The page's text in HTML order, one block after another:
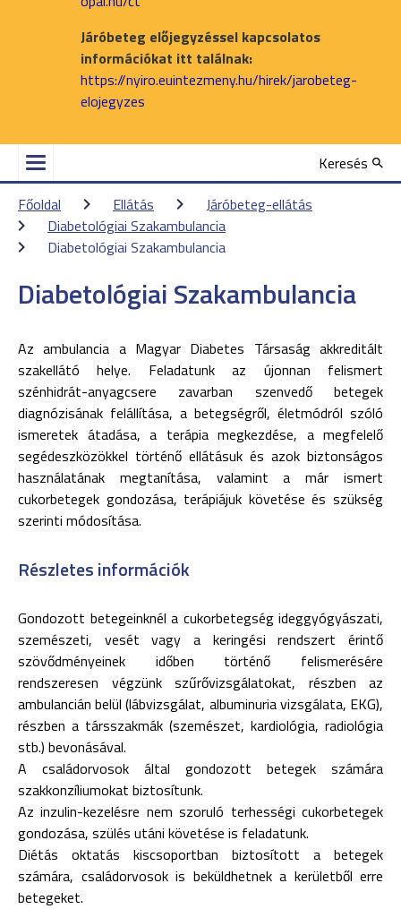
Járóbeteg előjegyzéssel kapcsolatos
információkat itt találnak:
https://nyiro.euintezmeny.hu/hirek/jarobeteg-
elojegyzes
Keresés
Főoldal
Ellátás
Járóbeteg-ellátás
Diabetológiai Szakambulancia
Diabetológiai Szakambulancia
Diabetológiai Szakambulancia
Az ambulancia a Magyar Diabetes Társaság akkreditált
szakellátó helye. Feladatunk az újonnan felismert
szénhidrát-anyagcsere zavarban szenvedő betegek
diagnózisának felállítása, a betegségről, életmódról szóló
ismeretek átadása, a terápia megkezdése, a megfelelő
segédeszközökkel történő ellátásuk és azok biztonságos
használatának megtanítása, valamint a már ismert
cukorbetegek gondozása, terápiájuk követése és szükség
szerinti módosítása.
Részletes információk
Gondozott betegeinknél a cukorbetegség ideggyógyászati,
szemészeti, vesét vagy a keringési rendszert érintő
szövődményeinek időben történő felismerésére
rendszeresen végzünk szűrővizsgálatokat, részben az
ambulancián belül (lábvizsgálat, albuminuria vizsgálata, EKG),
részben a társszakmák (szemészet, kardiológia, radiológia
stb.) bevonásával.
A családorvosok által gondozott betegek számára
szakkonzíliumokat biztosítunk.
Az inzulin-kezelésre nem szoruló terhességi cukorbetegek
gondozása, szülés utáni követése is feladatunk.
Diétás oktatás kiscsoportban biztosított a betegek
számára, családorvosok is beküldhetnek a kerületből erre
betegeket.